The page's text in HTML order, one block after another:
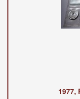
1977,